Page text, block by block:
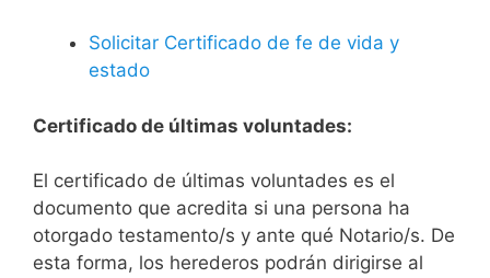
Solicitar Certificado de fe de vida y
estado
Certificado de últimas voluntades:
El certificado de últimas voluntades es el
documento que acredita si una persona ha
otorgado testamento/s y ante qué Notario/s. De
esta forma, los herederos podrán dirigirse al